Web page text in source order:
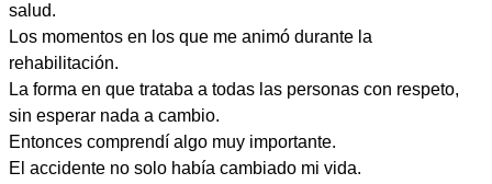
salud.
Los momentos en los que me animó durante la
rehabilitación.
La forma en que trataba a todas las personas con respeto,
sin esperar nada a cambio.
Entonces comprendí algo muy importante.
El accidente no solo había cambiado mi vida.